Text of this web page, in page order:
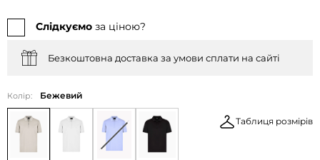
Слідкуємо за ціною?
Безкоштовна доставка за умови сплати на сайті
Колір: Бежевий
Таблиця розмірів